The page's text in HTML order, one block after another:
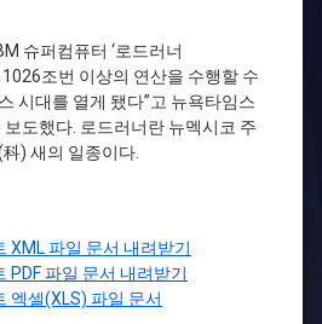
슈퍼컴퓨터 ‘로드러너
조번 이상의 연산을 수행할 수
시대를 열게 됐다”고 뉴욕타임스
도했다. 로드러너란 뉴멕시코 주
) 새의 일종이다.
XML 파일 문서 내려받기
PDF 파일 문서 내려받기
엑셀(XLS) 파일 문서